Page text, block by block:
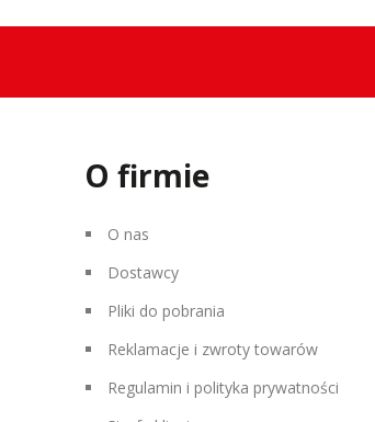
O firmie
O nas
Dostawcy
Pliki do pobrania
Reklamacje i zwroty towarów
Regulamin i polityka prywatności